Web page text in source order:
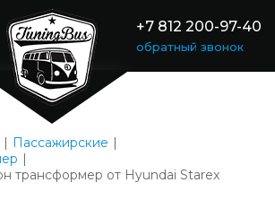
+7 812 200-97-40
обратный звонок
Пассажирские
трансформер от Hyundai Starex